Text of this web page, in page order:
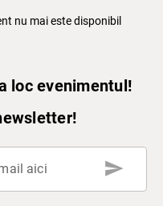
nu mai este disponibil
loc evenimentul!
aici send